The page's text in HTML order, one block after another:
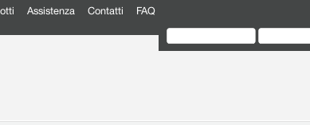
Assistenza Contatti FAQ